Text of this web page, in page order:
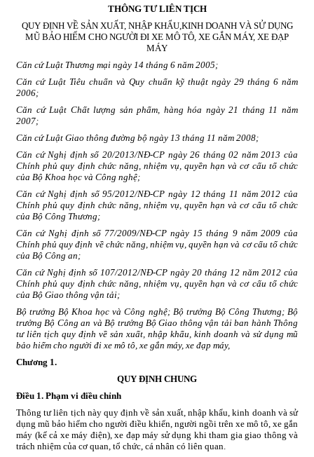
THÔNG TƯ LIÊN TỊCH
QUY ĐỊNH VỀ SẢN XUẤT, NHẬP KHẨU,KINH DOANH VÀ SỬ DỤNG
MŨ BẢO HIỂM CHO NGƯỜI ĐI XE MÔ TÔ, XE GẮN MÁY, XE ĐẠP
MÁY
Căn cứ Luật Thương mại ngày 14 tháng 6 năm 2005;
Căn cứ Luật Tiêu chuẩn và Quy chuẩn kỹ thuật ngày 29 tháng 6 năm
2006;
Căn cứ Luật Chấtlượng sản phẩm, hàng hóa ngày 21 tháng 11 năm
2007;
Căn cứ Luật Giao thông đường bộ ngày 13 tháng 11 năm 2008;
Căn cứ Nghị định số 20/2013/NĐ-CP ngày 26 tháng 02 năm 2013 của
Chính phủ quy định chức năng, nhiệm vụ, quyền hạn và cơ cấu tổ chức
của Bộ Khoa học và Công nghệ;
Căn cứ Nghị định số95/2012/NĐ-CP ngày 12 tháng 11 năm 2012 của
Chính phủ quy định chức năng, nhiệm vụ, quyền hạn và cơ cấu tổ chức
của Bộ Công Thương;
Căn cứ Nghị định số 77/2009/NĐ-CP ngày 15 tháng 9 năm 2009 của
Chính phủ quy định về chức năng, nhiệm vụ, quyền hạn và cơ cấu tổ chức
của Bộ Công an;
Căn cứ Nghị định số 107/2012/NĐ-CP ngày 20 tháng 12 năm 2012 của
Chính phủ quy định chức năng, nhiệm vụ, quyền hạn và cơ cấu tổ chức
của Bộ Giao thông vận tải;
Bộ trưởng Bộ Khoa học và Công nghệ; Bộ trưởng Bộ Công Thương; Bộ
trưởng Bộ Công an và Bộ trưởng Bộ Giao thông vận tải ban hành Thông
tư liên tịch quy định về sản xuất, nhập khẩu, kinh doanh và sử dụng mũ
bảo hiểm cho người đi xe mô tô, xe gắn máy, xe đạp máy,
Chương 1.
QUY ĐỊNH CHUNG
Điều 1. Phạm vi điều chỉnh
Thông tư liên tịch này quy định về sản xuất, nhập khẩu, kinh doanh và sử
dụng mũ bảo hiểm cho người điều khiển, người ngồi trên xe mô tô, xe gắn
máy (kể cả xe máy điện), xe đạp máy sử dụng khi tham gia giao thông và
trách nhiệm của cơ quan, tổ chức, cá nhân có liên quan.